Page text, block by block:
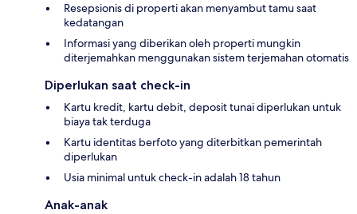
Resepsionis di properti akan menyambut tamu saat
kedatangan
Informasi yang diberikan oleh properti mungkin
diterjemahkan menggunakan sistem terjemahan otomatis
Diperlukan saat check-in
Kartu kredit, kartu debit, deposit tunai diperlukan untuk
biaya tak terduga
Kartu identitas berfoto yang diterbitkan pemerintah
diperlukan
Usia minimal untuk check-in adalah 18 tahun
Anak-anak